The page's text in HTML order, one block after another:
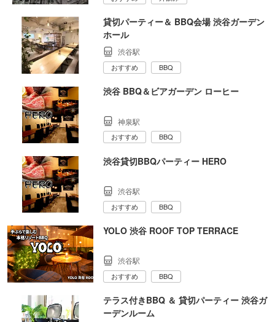
貸切パーティー＆ BBQ会場 渋谷ガーデン
ホール
渋谷駅
おすすめ BBQ
渋谷 BBQ＆ビアガーデン ローヒー
神泉駅
おすすめ BBQ
渋谷貸切BBQパーティー HERO
渋谷駅
おすすめ BBQ
YOLO 渋谷 ROOF TOP TERRACE
渋谷駅
おすすめ BBQ
テラス付きBBQ ＆ 貸切パーティー 渋谷ガ
ーデンルーム